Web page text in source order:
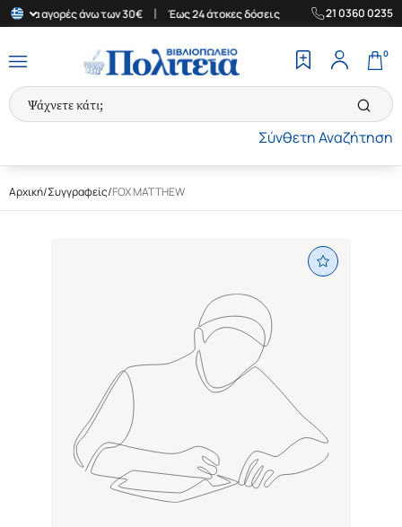
για αγορές άνω των 30€ Έως 24 άτοκες δόσεις | Δωρεάν
21 0360 0235
Σύνθετη Αναζήτηση
0
Αρχική/Συγγραφείς/FOX MATTHEW